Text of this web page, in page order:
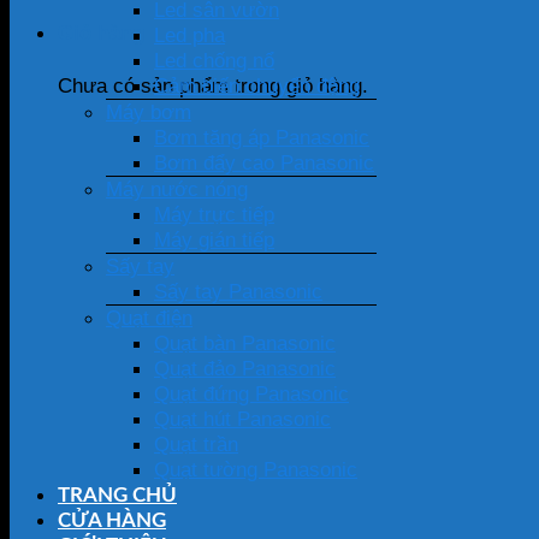
Giỏ hàng
Chưa có sản phẩm trong giỏ hàng.
Led sân vườn
Led pha
Led chống nổ
Cảm biến chuyển động
Máy bơm
Bơm tăng áp Panasonic
Bơm đẩy cao Panasonic
Máy nước nóng
Máy trực tiếp
Máy gián tiếp
Sấy tay
Sấy tay Panasonic
Quạt điện
Quạt bàn Panasonic
Quạt đảo Panasonic
Quạt đứng Panasonic
Quạt hút Panasonic
Quạt trần
Quạt tường Panasonic
TRANG CHỦ
CỬA HÀNG